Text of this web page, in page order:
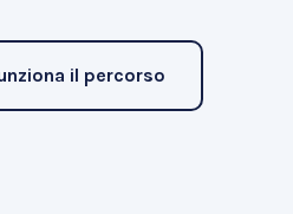
il percorso